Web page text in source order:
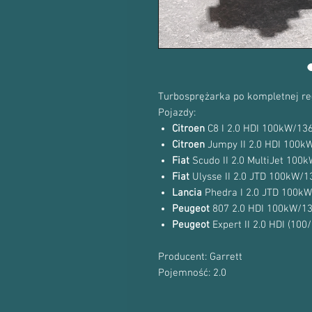
Turbosprężarka po kompletnej
Pojazdy:
Citroen C8 I 2.0 HDI 100kW/
Citroen Jumpy II 2.0 HDI
Fiat Scudo II 2.0 MultiJet
Fiat Ulysse II 2.0 JTD 100kW/
Lancia Phedra I 2.0 JTD
Peugeot 807 2.0 HDI 100kW/
Peugeot Expert II 2.0 HDI
Producent: Garrett
Pojemność: 2.0